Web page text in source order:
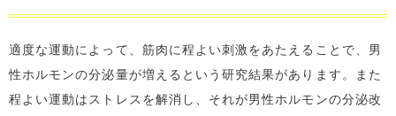
適度な運動によって、筋肉に程よい刺激をあたえることで、男
性ホルモンの分泌量が増えるという研究結果があります。また
程よい運動はストレスを解消し、それが男性ホルモンの分泌改